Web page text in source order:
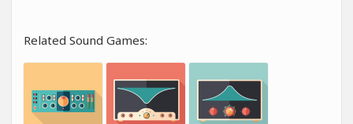
Related Sound Games: